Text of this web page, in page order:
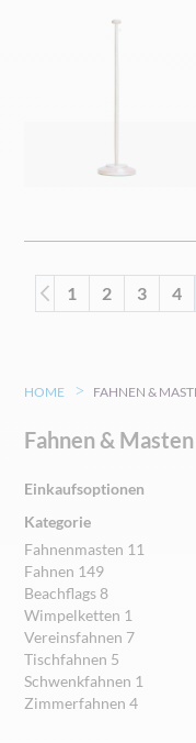
Seite
Seite
Zurück
Seite
1 Seite
2 Seite
3 4
HOME FAHNEN &
Fahnen &
Einkaufsoptionen
Kategorie
Fahnenmasten 11
Fahnen 149
Beachflags 8
Wimpelketten 1
Vereinsfahnen 7
Tischfahnen 5
Schwenkfahnen 1
Zimmerfahnen 4